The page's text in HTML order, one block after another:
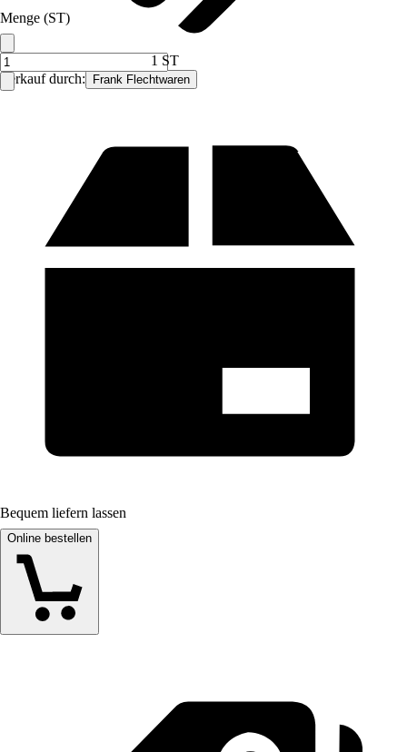
Verkauf durch: Frank Flechtwaren
Menge (ST)
1 ST
Bequem liefern lassen
Online bestellen